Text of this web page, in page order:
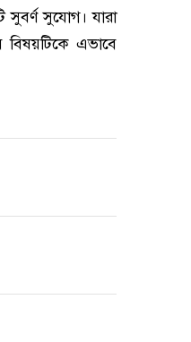
সুবর্ণ সুযোগ। যারা
এভাবে